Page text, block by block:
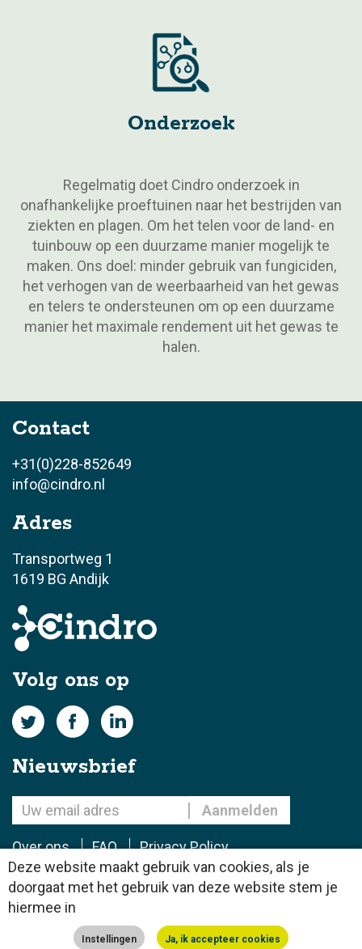
Deze website maakt gebruik van cookies, als je
doorgaat met het gebruik van deze website stem je
hiermee in
Onderzoek
Regelmatig doet Cindro onderzoek in
onafhankelijke proeftuinen naar het bestrijden van
ziekten en plagen. Om het telen voor de land- en
tuinbouw op een duurzame manier mogelijk te
maken. Ons doel: minder gebruik van fungiciden,
het verhogen van de weerbaarheid van het gewas
en telers te ondersteunen om op een duurzame
manier het maximale rendement uit het gewas te
halen.
Contact
+31(0)228-852649
info@cindro.nl
Adres
Transportweg 1
1619 BG Andijk
Volg ons op
Nieuwsbrief
Over ons FAQ Privacy Policy
© 2022 Cindro B.V.